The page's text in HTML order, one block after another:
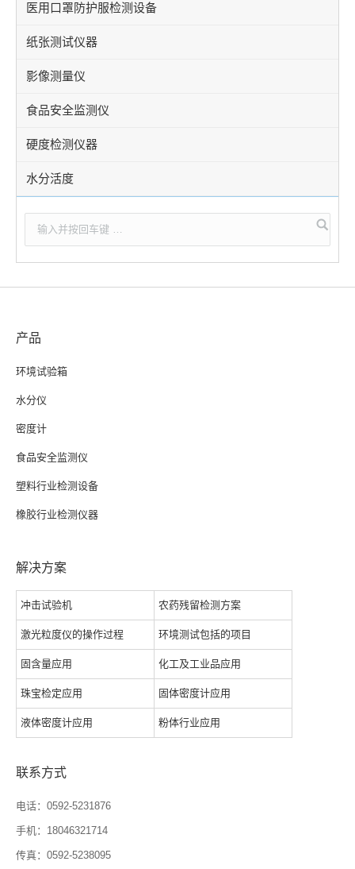
医用口罩防护服检测设备
纸张测试仪器
影像测量仪
食品安全监测仪
硬度检测仪器
水分活度
产品
环境试验箱
水分仪
密度计
食品安全监测仪
塑料行业检测设备
橡胶行业检测仪器
解决方案
冲击试验机 农药残留检测方案
激光粒度仪的操作过程 环境测试包括的项目
固含量应用 化工及工业品应用
珠宝检定应用 固体密度计应用
液体密度计应用 粉体行业应用
联系方式
电话：0592-5231876
手机：18046321714
传真：0592-5238095